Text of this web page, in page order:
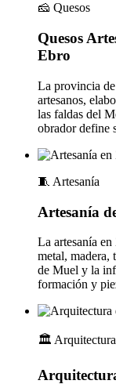
🧀 Quesos
Quesos
Ebro
La provincia
artesanos,
las faldas del
obrador define
🧵 Artesanía
Artesanía
La artesanía en
metal, madera,
de Muel y la
formación y
🏛️ Arquitectura